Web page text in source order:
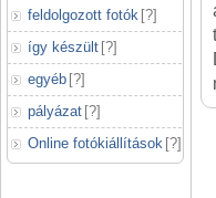
feldolgozott fotók [?]
így készült [?]
egyéb [?]
pályázat [?]
Online fotókiállítások [?]